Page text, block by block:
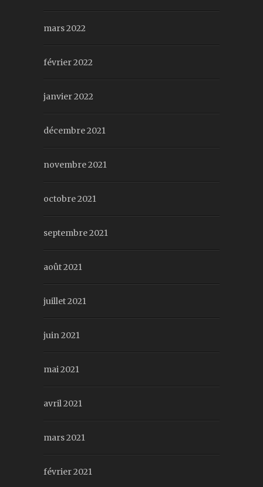
mars 2022
février 2022
janvier 2022
décembre 2021
novembre 2021
octobre 2021
septembre 2021
août 2021
juillet 2021
juin 2021
mai 2021
avril 2021
mars 2021
février 2021